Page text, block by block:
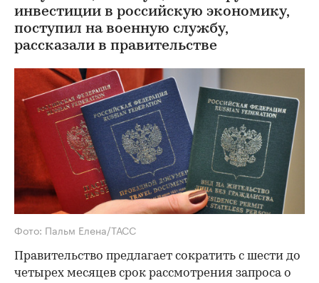
инвестиции в российскую экономику,
поступил на военную службу,
рассказали в правительстве
Фото: Пальм Елена/ТАСС
Правительство предлагает сократить с шести до
четырех месяцев срок рассмотрения запроса о